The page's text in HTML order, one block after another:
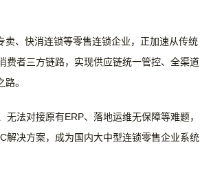
、快消连锁等零售连锁企业，正加速从传统
费者三方链路，实现供应链统一管控、全渠道
。
法对接原有ERP、落地运维无保障等难题，
解决方案，成为国内大中型连锁零售企业系统